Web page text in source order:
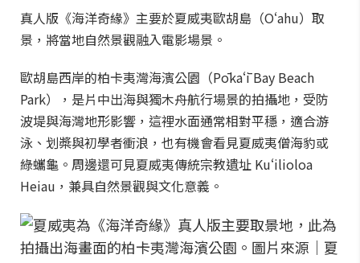
真人版《海洋奇緣》主要於夏威夷歐胡島（Oʻahu）取
景，將當地自然景觀融入電影場景。
歐胡島西岸的柏卡夷灣海濱公園（Pōkaʻī Bay Beach
Park），是片中出海與獨木舟航行場景的拍攝地，受防
波堤與海灣地形影響，這裡水面通常相對平穩，適合游
泳、划槳與初學者衝浪，也有機會看見夏威夷僧海豹或
綠蠵龜。周邊還可見夏威夷傳統宗教遺址 Kuʻilioloa
Heiau，兼具自然景觀與文化意義。